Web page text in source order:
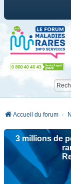
Accueil du forum
3 millions de